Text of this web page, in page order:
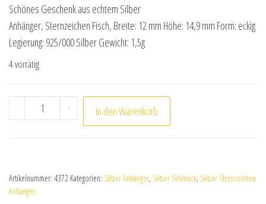
Schönes Geschenk aus echtem Silber
Anhänger, Sternzeichen Fisch, Breite: 12 mm Höhe: 14,9 mm Form: eckig
Legierung: 925/000 Silber Gewicht: 1,5g
4 vorrätig
- Sternzeichen Anhänger Fisch aus 925 echt Silber Menge
+ In den Warenkorb
Artikelnummer: 4372 Kategorien: Silber Anhänger, Silber Schmuck, Silber Sternzeichen
Anhänger